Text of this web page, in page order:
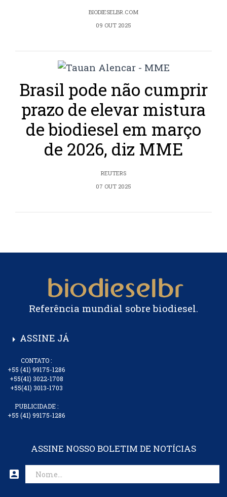
BIODIESELBR.COM
09 OUT 2025
Brasil pode não cumprir
prazo de elevar mistura
de biodiesel em março
de 2026, diz MME
REUTERS
07 OUT 2025
Referência mundial sobre biodiesel.
arrow_right ASSINE JÁ
CONTATO :
+55 (41) 99175-1286
+55(41) 3022-1708
+55(41) 3013-1703
PUBLICIDADE :
+55 (41) 99175-1286
ASSINE NOSSO BOLETIM DE NOTÍCIAS
account_box